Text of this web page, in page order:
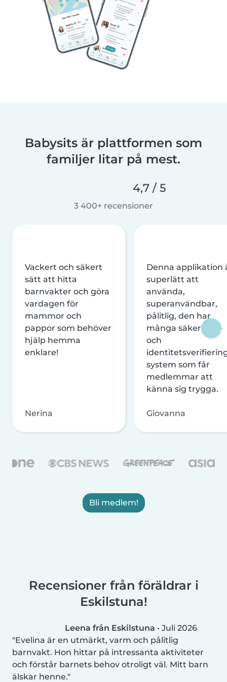
Babysits är plattformen som
familjer litar på mest.
4,7 / 5
3 400+ recensioner
Vackert och säkert
sätt att hitta
barnvakter och göra
vardagen för
mammor och
pappor som behöver
hjälp hemma
enklare!
Nerina
Denna applikation
superlätt att
använda,
superanvändbar,
pålitlig, den har
många säkerhets-
och
system som får
medlemmar att
känna sig trygga.
Giovanna
Bli medlem!
Recensioner från föräldrar i
Eskilstuna!
Leena från Eskilstuna • Juli 2026
Evelina är en utmärkt, varm och pålitlig
barnvakt. Hon hittar på intressanta aktiviteter
och förstår barnets behov otroligt väl. Mitt barn
älskar henne.